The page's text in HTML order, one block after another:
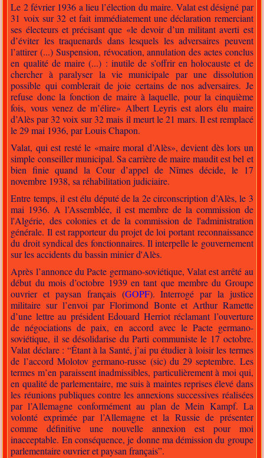
Le 2 février 1936 a lieu l’élection du maire. Valat est désigné par
31 voix sur 32 et fait immédiatement une déclaration remerciant
ses électeurs et précisant que «le devoir d’un militant averti est
d’éviter les traquenards dans lesquels les adversaires peuvent
l’attirer (...) Suspension, révocation, annulation des actes conclus
en qualité de maire (...) : inutile de s’offrir en holocauste et de
chercher à paralyser la vie municipale par une dissolution
possible qui comblerait de joie certains de nos adversaires. Je
refuse donc la fonction de maire à laquelle, pour la cinquième
fois, vous venez de m’élire» Albert Leyris est alors élu maire
d’Alès par 32 voix sur 32 mais il meurt le 21 mars. Il est remplacé
le 29 mai 1936, par Louis Chapon.
Valat, qui est resté le «maire moral d’Alès», devient dès lors un
simple conseiller municipal. Sa carrière de maire maudit est bel et
bien finie quand la Cour d’appel de Nîmes décide, le 17
novembre 1938, sa réhabilitation judiciaire.
Entre temps, il est élu député de la 2e circonscription d’Alès, le 3
mai 1936. A l’Assemblée, il est membre de la commission de
l'Algérie, des colonies et de la commission de l'administration
générale. Il est rapporteur du projet de loi portant reconnaissance
du droit syndical des fonctionnaires. Il interpelle le gouvernement
sur les accidents du bassin minier d'Alès.
Après l’annonce du Pacte germano-soviétique, Valat est arrêté au
début du mois d’octobre 1939 en tant que membre du Groupe
ouvrier et paysan français(GOPF). Interrogé par la justice
militaire sur l’envoi par Florimond Bonte et Arthur Ramette
d’une lettre au président Edouard Herriot réclamant l’ouverture
de négociations de paix, en accord avec le Pacte germano-
soviétique, il se désolidarise du Parti communiste le 17 octobre.
Valat déclare : “Étant à la Santé, j’ai pu étudier à loisir les termes
de l’accord Molotov germano-russe (sic) du 29 septembre. Les
termes m’en paraissent inadmissibles, particulièrement à moi qui,
en qualité de parlementaire, me suis à maintes reprises élevé dans
les réunions publiques contre les annexions successives réalisées
par l’Allemagne conformément au plan de Mein Kampf. La
volonté exprimée par l’Allemagne et la Russie de présenter
comme définitive une nouvelle annexion est pour moi
inacceptable. En conséquence, je donne ma démission du groupe
parlementaire ouvrier et paysan français”.